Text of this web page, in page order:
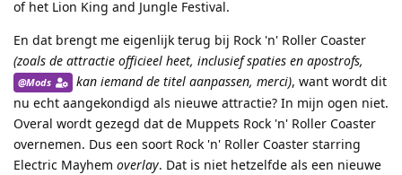
of het Lion King and Jungle Festival.
En dat brengt me eigenlijk terug bij Rock 'n' Roller Coaster
(zoals de attractie officieel heet, inclusief spaties en apostrofs,
@Mods kan iemand de titel aanpassen, merci), want wordt dit
nu echt aangekondigd als nieuwe attractie? In mijn ogen niet.
Overal wordt gezegd dat de Muppets Rock 'n' Roller Coaster
overnemen. Dus een soort Rock 'n' Roller Coaster starring
Electric Mayhem overlay. Dat is niet hetzelfde als een nieuwe